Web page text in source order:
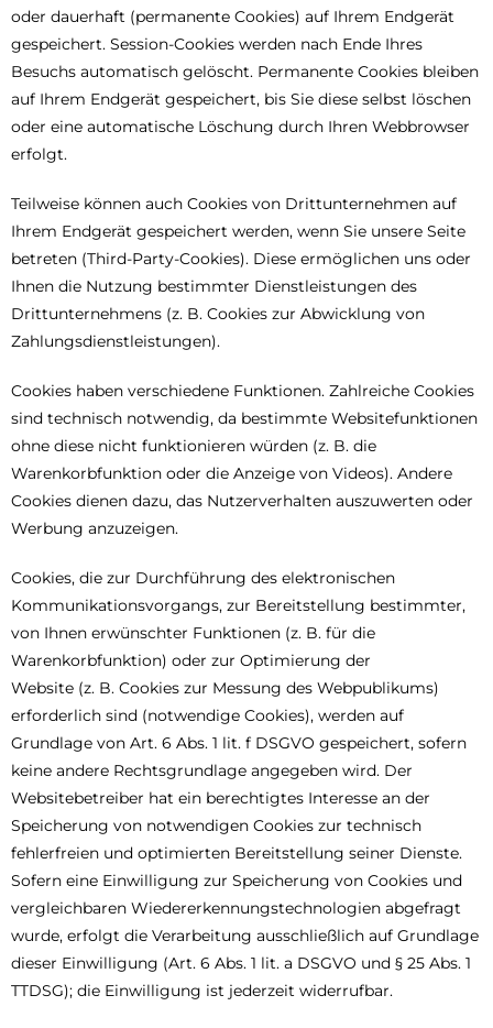
oder dauerhaft (permanente Cookies) auf Ihrem Endgerät
gespeichert. Session-Cookies werden nach Ende Ihres
Besuchs automatisch gelöscht. Permanente Cookies bleiben
auf Ihrem Endgerät gespeichert, bis Sie diese selbst löschen
oder eine automatische Löschung durch Ihren Webbrowser
erfolgt.
Teilweise können auch Cookies von Drittunternehmen auf
Ihrem Endgerät gespeichert werden, wenn Sie unsere Seite
betreten (Third-Party-Cookies). Diese ermöglichen uns oder
Ihnen die Nutzung bestimmter Dienstleistungen des
Drittunternehmens (z. B. Cookies zur Abwicklung von
Zahlungsdienstleistungen).
Cookies haben verschiedene Funktionen. Zahlreiche Cookies
sind technisch notwendig, da bestimmte Websitefunktionen
ohne diese nicht funktionieren würden (z. B. die
Warenkorbfunktion oder die Anzeige von Videos). Andere
Cookies dienen dazu, das Nutzerverhalten auszuwerten oder
Werbung anzuzeigen.
Cookies, die zur Durchführung des elektronischen
Kommunikationsvorgangs, zur Bereitstellung bestimmter,
von Ihnen erwünschter Funktionen (z. B. für die
Warenkorbfunktion) oder zur Optimierung der
Website (z. B. Cookies zur Messung des Webpublikums)
erforderlich sind (notwendige Cookies), werden auf
Grundlage von Art. 6 Abs. 1 lit. f DSGVO gespeichert, sofern
keine andere Rechtsgrundlage angegeben wird. Der
Websitebetreiber hat ein berechtigtes Interesse an der
Speicherung von notwendigen Cookies zur technisch
fehlerfreien und optimierten Bereitstellung seiner Dienste.
Sofern eine Einwilligung zur Speicherung von Cookies und
vergleichbaren Wiedererkennungstechnologien abgefragt
wurde, erfolgt die Verarbeitung ausschließlich auf Grundlage
dieser Einwilligung (Art. 6 Abs. 1 lit. a DSGVO und § 25 Abs. 1
TTDSG); die Einwilligung ist jederzeit widerrufbar.